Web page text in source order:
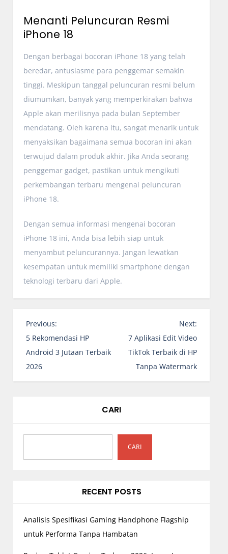
Menanti Peluncuran Resmi
iPhone 18
Dengan berbagai bocoran iPhone 18 yang telah
beredar, antusiasme para penggemar semakin
tinggi. Meskipun tanggal peluncuran resmi belum
diumumkan, banyak yang memperkirakan bahwa
Apple akan merilisnya pada bulan September
mendatang. Oleh karena itu, sangat menarik untuk
menyaksikan bagaimana semua bocoran ini akan
terwujud dalam produk akhir. Jika Anda seorang
penggemar gadget, pastikan untuk mengikuti
perkembangan terbaru mengenai peluncuran
iPhone 18.
Dengan semua informasi mengenai bocoran
iPhone 18 ini, Anda bisa lebih siap untuk
menyambut peluncurannya. Jangan lewatkan
kesempatan untuk memiliki smartphone dengan
teknologi terbaru dari Apple.
N
a
v
i
g
p
s
Previous:
5 Rekomendasi HP
Android 3 Jutaan Terbaik
2026
Next:
7 Aplikasi Edit Video
TikTok Terbaik di HP
Tanpa Watermark
CARI
CARI
RECENT POSTS
Analisis Spesifikasi Gaming Handphone Flagship
untuk Performa Tanpa Hambatan